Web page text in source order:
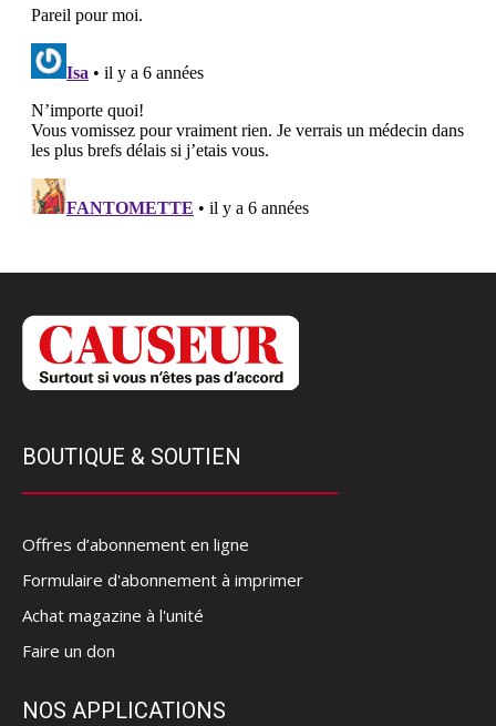
BOUTIQUE & SOUTIEN
Offres d’abonnement en ligne
Formulaire d'abonnement à imprimer
Achat magazine à l'unité
Faire un don
NOS APPLICATIONS